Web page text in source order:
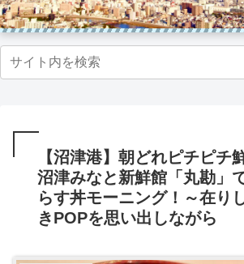
【沼津港】朝どれピチピチ
沼津みなと新鮮館「丸勘」
らす丼モーニング！～在り
きPOPを思い出しながら